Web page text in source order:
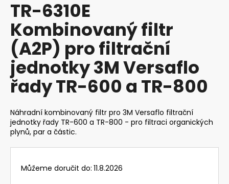
produktu
0,0
5
hvězdiček.
TR-6310E
Kombinovaný filtr
(A2P) pro filtrační
jednotky 3M Versaflo
řady TR-600 a TR-800
Náhradní kombinovaný filtr pro 3M Versaflo filtrační
jednotky řady TR-600 a TR-800 - pro filtraci organických
plynů, par a částic.
Můžeme doručit do: 11.8.2026
a
j
í
t
?
HLEDAT